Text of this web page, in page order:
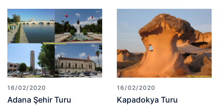
16/02/2020
Adana Şehir Turu
16/02/2020
Kapadokya Turu